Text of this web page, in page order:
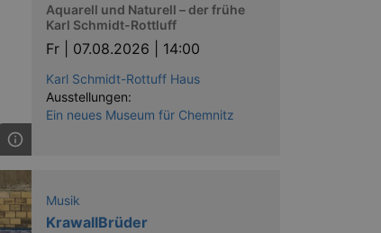
Aquarell und Naturell – der frühe
Karl Schmidt-Rottluff
Fr | 07.08.2026 | 14:00
Karl Schmidt-Rottuff Haus
Ausstellungen:
Ein neues Museum für Chemnitz
Musik
KrawallBrüder